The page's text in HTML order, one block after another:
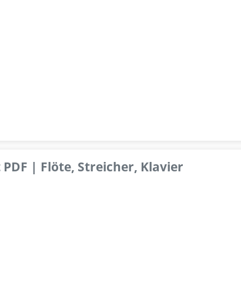
| Flöte, Streicher, Klavier